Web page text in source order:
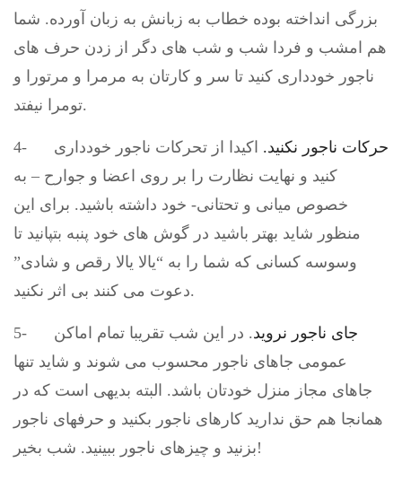
بزرگی انداخته بوده خطاب به زبانش به زبان آورده. شما
هم امشب و فردا شب و شب های دگر از زدن حرف های
ناجور خودداری کنید تا سر و کارتان به مرمرا و مرتورا و
تومرا نیفتد.
4- حرکات ناجور نکنید. اکیدا از تحرکات ناجور خودداری
کنید و نهایت نظارت را بر روی اعضا و جوارح – به
خصوص میانی و تحتانی- خود داشته باشید. برای این
منظور شاید بهتر باشید در گوش های خود پنبه بتپانید تا
وسوسه کسانی که شما را به “یالا یالا رقص و شادی”
دعوت می کنند بی اثر نکنید.
5- جای ناجور نروید. در این شب تقریبا تمام اماکن
عمومی جاهای ناجور محسوب می شوند و شاید تنها
جاهای مجاز منزل خودتان باشد. البته بدیهی است که در
همانجا هم حق ندارید کارهای ناجور بکنید و حرفهای ناجور
بزنید و چیزهای ناجور ببینید. شب بخیر!